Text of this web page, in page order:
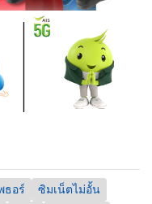
ธอร์
ซิมเน็ตไม่อั้น